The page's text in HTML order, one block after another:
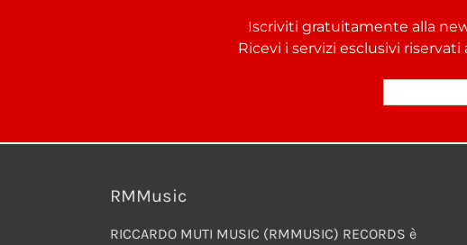
Iscriviti gratuitamente alla
Ricevi i servizi esclusivi
RMMusic
RICCARDO MUTI MUSIC (RMMUSIC) RECORDS è